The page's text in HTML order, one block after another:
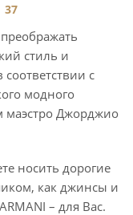
37
стиль и
с
модного
маэстро Джорджио
носить дорогие
как джинсы и
– для Вас.